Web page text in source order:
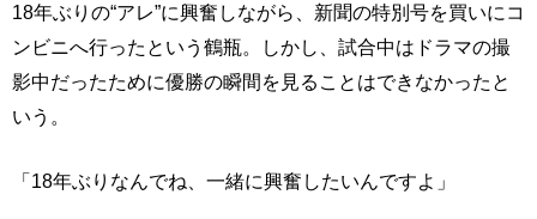
18年ぶりの“アレ”に興奮しながら、新聞の特別号を買いにコ
ンビニへ行ったという鶴瓶。しかし、試合中はドラマの撮
影中だったために優勝の瞬間を見ることはできなかったと
いう。
「18年ぶりなんでね、一緒に興奮したいんですよ」